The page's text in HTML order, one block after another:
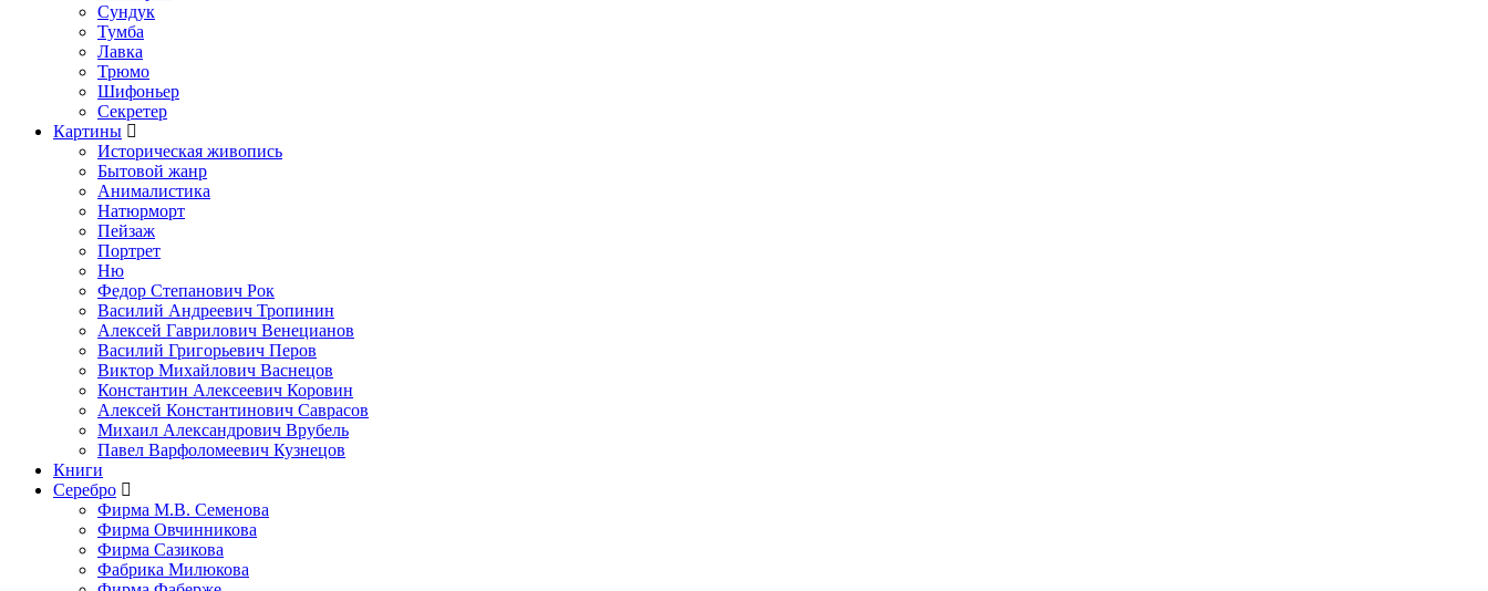
Сундук
Тумба
Лавка
Трюмо
Шифоньер
Секретер
Картины
Историческая живопись
Бытовой жанр
Анималистика
Натюрморт
Пейзаж
Портрет
Ню
Федор Степанович Рок
Василий Андреевич Тропинин
Алексей Гаврилович Венецианов
Василий Григорьевич Перов
Виктор Михайлович Васнецов
Константин Алексеевич Коровин
Алексей Константинович Саврасов
Михаил Александрович Врубель
Павел Варфоломеевич Кузнецов
Книги
Серебро
Фирма М.В. Семенова
Фирма Овчинникова
Фирма Сазикова
Фабрика Милюкова